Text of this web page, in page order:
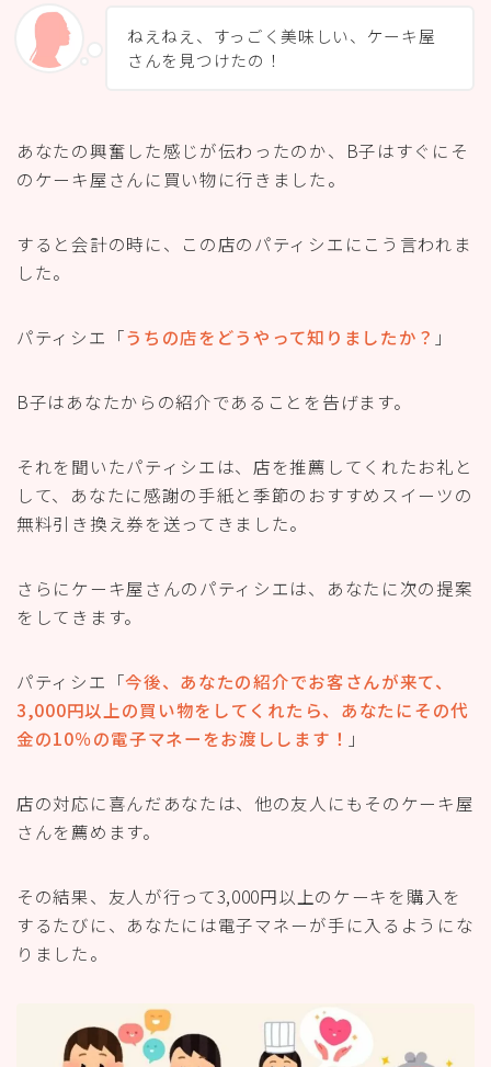
ねえねえ、すっごく美味しい、ケーキ屋
さんを見つけたの！
あなたの興奮した感じが伝わったのか、B子はすぐにそ
のケーキ屋さんに買い物に行きました。
すると会計の時に、この店のパティシエにこう言われま
した。
パティシエ「うちの店をどうやって知りましたか？ 」
B子はあなたからの紹介であることを告げます。
それを聞いたパティシエは、店を推薦してくれたお礼と
して、あなたに感謝の手紙と季節のおすすめスイーツの
無料引き換え券を送ってきました。
さらにケーキ屋さんのパティシエは、あなたに次の提案
をしてきます。
パティシエ「今後、あなたの紹介でお客さんが来て、
3,000円以上の買い物をしてくれたら、あなたにその代
金の10％の電子マネーをお渡しします！ 」
店の対応に喜んだあなたは、他の友人にもそのケーキ屋
さんを薦めます。
その結果、友人が行って3,000円以上のケーキを購入を
するたびに、あなたには電子マネーが手に入るようにな
りました。